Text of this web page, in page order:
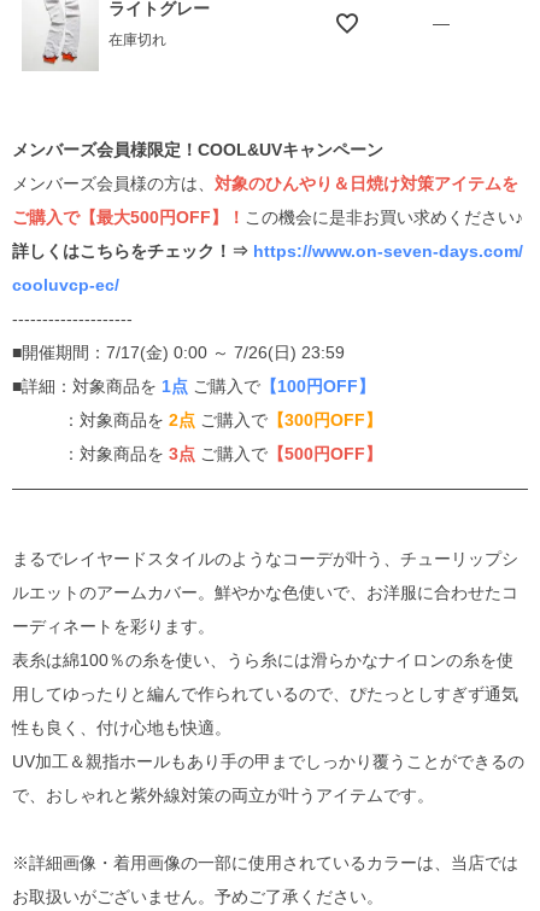
ライトグレー
在庫切れ
—
メンバーズ会員様限定！COOL&UVキャンペーン
メンバーズ会員様の方は、 対象のひんやり＆日焼け対策アイテムを
ご購入で【最大500円OFF】！ この機会に是非お買い求めください♪
詳しくはこちらをチェック！⇒ https://www.on-seven-days.com/
cooluvcp-ec/
--------------------
■開催期間：7/17(金) 0:00 ～ 7/26(日) 23:59
■詳細：対象商品を 1点 ご購入で 【100円OFF】
：対象商品を 2点 ご購入で 【300円OFF】
：対象商品を 3点 ご購入で 【500円OFF】
まるでレイヤードスタイルのようなコーデが叶う、チューリップシ
ルエットのアームカバー。鮮やかな色使いで、お洋服に合わせたコ
ーディネートを彩ります。
表糸は綿100％の糸を使い、うら糸には滑らかなナイロンの糸を使
用してゆったりと編んで作られているので、ぴたっとしすぎず通気
性も良く、付け心地も快適。
UV加工＆親指ホールもあり手の甲までしっかり覆うことができるの
で、おしゃれと紫外線対策の両立が叶うアイテムです。
※詳細画像・着用画像の一部に使用されているカラーは、当店では
お取扱いがございません。予めご了承ください。